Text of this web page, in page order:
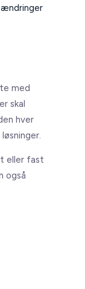
med
skal
hver
eller fast
også